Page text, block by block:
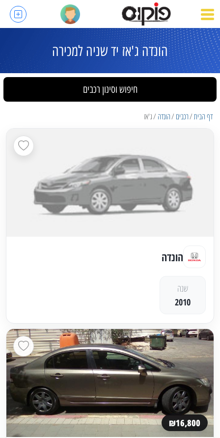
הונדה ג'אז יד שניה למכירה
חיפוש וסינון רכבים
דף הבית רכבים הונדה ג'אז
הונדה
שנה
2010
₪16,800